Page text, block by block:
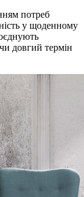
потреб
у щоденному
довгий термін